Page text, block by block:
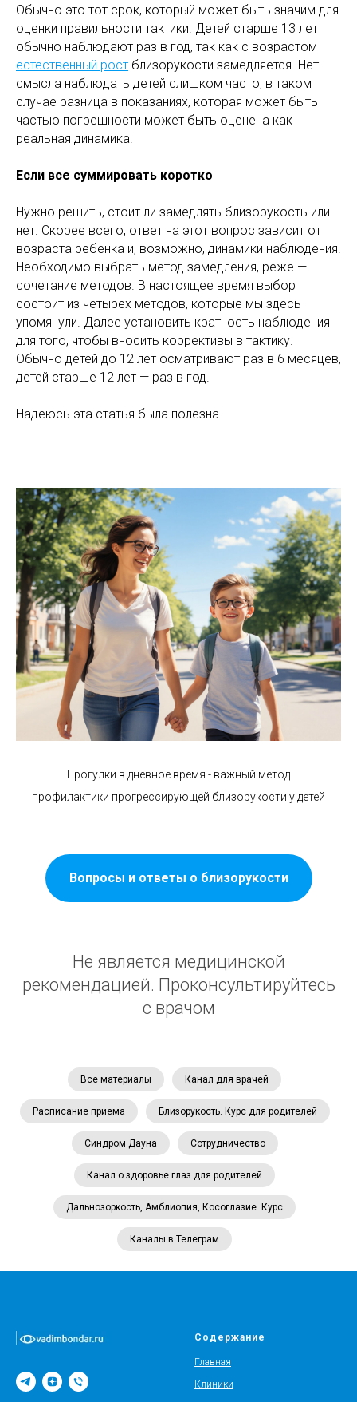
Обычно это тот срок, который может быть значим для
оценки правильности тактики. Детей старше 13 лет
обычно наблюдают раз в год, так как с возрастом
естественный рост близорукости замедляется. Нет
смысла наблюдать детей слишком часто, в таком
случае разница в показаниях, которая может быть
частью погрешности может быть оценена как
реальная динамика.
Если все суммировать коротко
Нужно решить, стоит ли замедлять близорукость или
нет. Скорее всего, ответ на этот вопрос зависит от
возраста ребенка и, возможно, динамики наблюдения.
Необходимо выбрать метод замедления, реже —
сочетание методов. В настоящее время выбор
состоит из четырех методов, которые мы здесь
упомянули. Далее установить кратность наблюдения
для того, чтобы вносить коррективы в тактику.
Обычно детей до 12 лет осматривают раз в 6 месяцев,
детей старше 12 лет — раз в год.
Надеюсь эта статья была полезна.
Прогулки в дневное время - важный метод
профилактики прогрессирующей близорукости у детей
Вопросы и ответы о близорукости
Не является медицинской
рекомендацией. Проконсультируйтесь
с врачом
Все материалы Канал для врачей
Расписание приема Близорукость. Курс для родителей
Синдром Дауна Сотрудничество
Канал о здоровье глаз для родителей
Дальнозоркость, Амблиопия, Косоглазие. Курс
Каналы в Телеграм
Содержание
Главная
Клиники